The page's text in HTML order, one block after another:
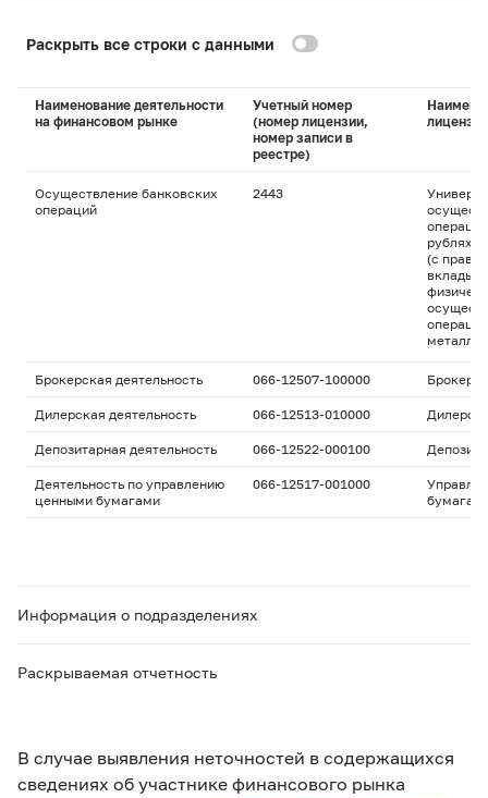
Раскрыть все строки с данными
Наименование деятельности
на финансовом рынке
Учетный номер
(номер лицензии,
номер записи в
реестре)
лицензии
Осуществление банковских
операций
2443
рублях и
(с
вклады
Брокерская деятельность 066-12507-100000
Дилерская деятельность 066-12513-010000
Депозитарная деятельность 066-12522-000100
Деятельность по управлению
ценными бумагами
066-12517-001000
Информация о подразделениях
Раскрываемая отчетность
В случае выявления неточностей в содержащихся
сведениях об участнике финансового рынка